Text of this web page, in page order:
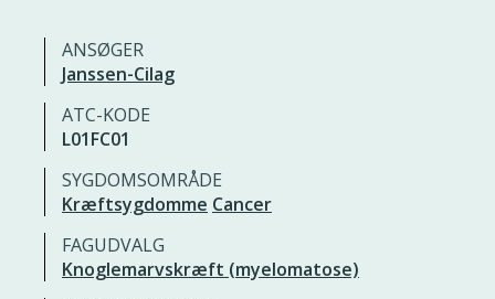
ANSØGER
Janssen-Cilag
ATC-KODE
L01FC01
SYGDOMSOMRÅDE
Kræftsygdomme Cancer
FAGUDVALG
Knoglemarvskræft (myelomatose)